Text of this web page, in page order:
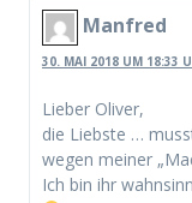
Manfred
30. MAI 2018 UM 18:33
Lieber Oliver,
die Liebste …
wegen meiner
Ich bin ihr